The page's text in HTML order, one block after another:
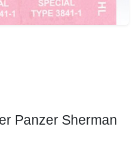
Panzer Sherman